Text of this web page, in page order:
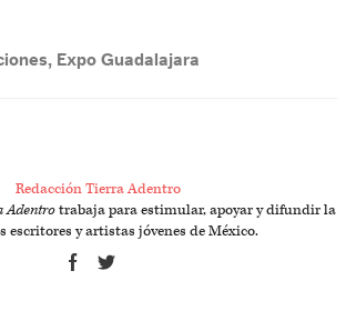
Expo Guadalajara
Redacción Tierra Adentro
Adentrotrabaja para estimular, apoyar y difundir la
escritores y artistas jóvenes de México.